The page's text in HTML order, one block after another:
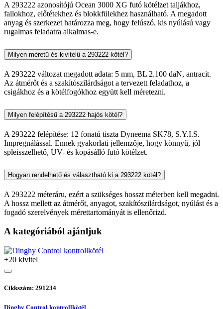
A 293222 azonosítójú Ocean 3000 XG futó kötélzet taljákhoz,
fallokhoz, előtétekhez és blokkfülekhez használható. A megadott
anyag és szerkezet határozza meg, hogy felúszó, kis nyúlású vagy
rugalmas feladatra alkalmas-e.
Milyen méretű és kivitelű a 293222 kötél?
A 293222 változat megadott adata: 5 mm, BL 2.100 daN, antracit.
Az átmérőt és a szakítószilárdságot a tervezett feladathoz, a
csigákhoz és a kötélfogókhoz együtt kell méretezni.
Milyen felépítésű a 293222 hajós kötél?
A 293222 felépítése: 12 fonatú tiszta Dyneema SK78, S.Y.I.S.
Impregnálással. Ennek gyakorlati jellemzője, hogy könnyű, jól
spleisszelhető, UV- és kopásálló futó kötélzet.
Hogyan rendelhető és választható ki a 293222 kötél?
A 293222 méteráru, ezért a szükséges hosszt méterben kell megadni.
A hossz mellett az átmérőt, anyagot, szakítószilárdságot, nyúlást és a
fogadó szerelvények mérettartományát is ellenőrizd.
A kategóriából ajánljuk
+20 kivitel
Cikkszám: 291234
Dinghy Control kontrollkötél